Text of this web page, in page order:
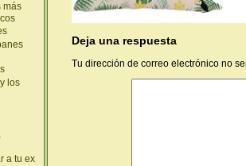
más
los
a tu ex
Deja una respuesta
Tu dirección de correo electrónico no